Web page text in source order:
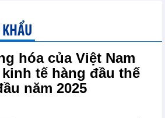
hóa của Việt Nam
tế hàng đầu thế
năm 2025